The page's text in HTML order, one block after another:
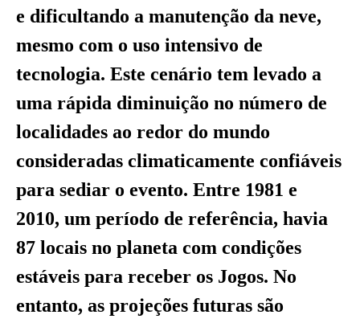
e dificultando a manutenção da neve,
mesmo com o uso intensivo de
tecnologia. Este cenário tem levado a
uma rápida diminuição no número de
localidades ao redor do mundo
consideradas climaticamente confiáveis
para sediar o evento. Entre 1981 e
2010, um período de referência, havia
87 locais no planeta com condições
estáveis para receber os Jogos. No
entanto, as projeções futuras são